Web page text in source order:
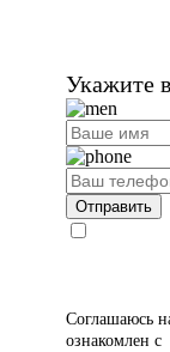
Укажите
Соглашаюсь
ознакомлен с